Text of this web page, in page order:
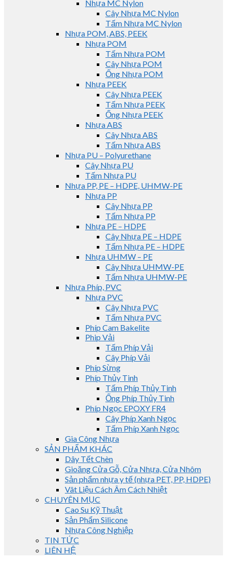
Nhựa MC Nylon
Cây Nhựa MC Nylon
Tấm Nhựa MC Nylon
Nhựa POM, ABS, PEEK
Nhựa POM
Tấm Nhựa POM
Cây Nhựa POM
Ống Nhựa POM
Nhựa PEEK
Cây Nhựa PEEK
Tấm Nhựa PEEK
Ống Nhựa PEEK
Nhựa ABS
Cây Nhựa ABS
Tấm Nhựa ABS
Nhựa PU – Polyurethane
Cây Nhựa PU
Tấm Nhựa PU
Nhựa PP, PE – HDPE, UHMW-PE
Nhựa PP
Cây Nhựa PP
Tấm Nhựa PP
Nhựa PE – HDPE
Cây Nhựa PE – HDPE
Tấm Nhựa PE – HDPE
Nhựa UHMW – PE
Cây Nhựa UHMW-PE
Tấm Nhựa UHMW-PE
Nhựa Phíp, PVC
Nhựa PVC
Cây Nhựa PVC
Tấm Nhựa PVC
Phíp Cam Bakelite
Phip Vải
Tấm Phíp Vải
Cây Phíp Vải
Phíp Sừng
Phíp Thủy Tinh
Tấm Phíp Thủy Tinh
Ống Phíp Thủy Tinh
Phíp Ngọc EPOXY FR4
Cây Phíp Xanh Ngọc
Tấm Phíp Xanh Ngọc
Gia Công Nhựa
SẢN PHẨM KHÁC
Dây Tết Chèn
Gioăng Cửa Gỗ, Cửa Nhựa, Cửa Nhôm
Sản phẩm nhựa y tế (nhựa PET, PP, HDPE)
Vât Liệu Cách Âm Cách Nhiệt
CHUYÊN MỤC
Cao Su Kỹ Thuật
Sản Phẩm Silicone
Nhựa Công Nghiệp
TIN TỨC
LIÊN HỆ